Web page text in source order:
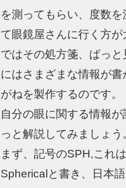
を測ってもらい、度数
て眼鏡屋さんに行く方が
ではその処方箋、ぱっ
にはさまざまな情報が
がねを製作するのです。
自分の眼に関する情報
っと解説してみましょう
まず、記号のSPH,これ
Sphericalと書き、日本